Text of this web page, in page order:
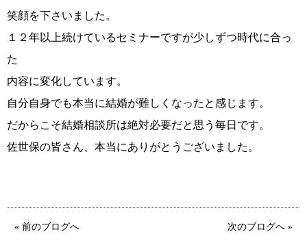
鹿児島店 佐世保店
笑顔を下さいました。
１２年以上続けているセミナーですが少しずつ時代に合っ
た
内容に変化しています。
自分自身でも本当に結婚が難しくなったと感じます。
だからこそ結婚相談所は絶対必要だと思う毎日です。
佐世保の皆さん、本当にありがとうございました。
« 前のブログへ 次のブログへ »